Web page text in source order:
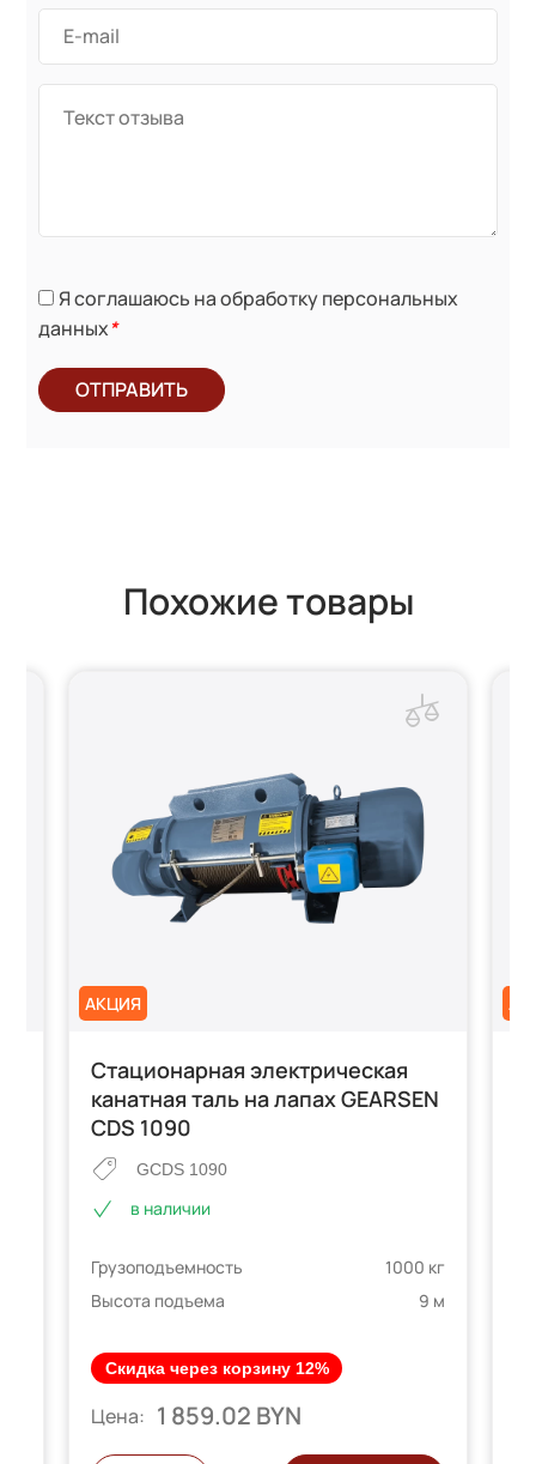
Я соглашаюсь на обработку персональных
данных*
ОТПРАВИТЬ
Похожие товары
АКЦИЯ
Стационарная электрическая
канатная таль на лапах GEARSEN
CDS 1090
GCDS 1090
в наличии
Грузоподъемность
1000 кг
Высота подъема
9 м
Скидка через корзину 12%
Цена: 1 859.02 BYN